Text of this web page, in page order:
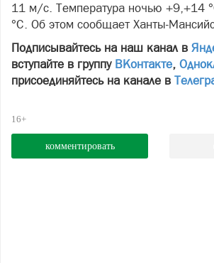
11 м/с. Температура ночью +9,+14
°С. Об этом сообщает Ханты-
Подписывайтесь на наш канал в
вступайте в группу ВКонтакте,
присоединяйтесь на канале в
16+
комментировать